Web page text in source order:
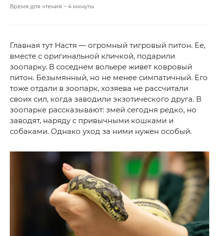
Время для чтения ~ 4 минуты
Главная тут Настя — огромный тигровый питон. Ее,
вместе с оригинальной кличкой, подарили
зоопарку. В соседнем вольере живет ковровый
питон. Безымянный, но не менее симпатичный. Его
тоже отдали в зоопарк, хозяева не рассчитали
своих сил, когда заводили экзотического друга. В
зоопарке рассказывают: змей сегодня редко, но
заводят, наряду с привычными кошками и
собаками. Однако уход за ними нужен особый.